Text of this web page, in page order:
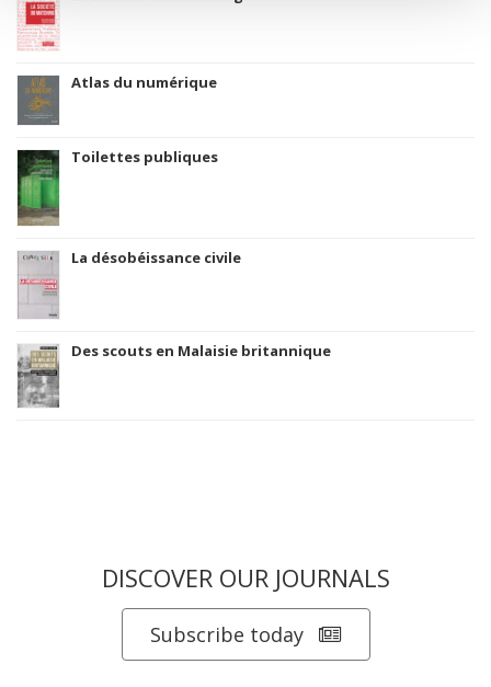
Atlas du numérique
Toilettes publiques
La désobéissance civile
Des scouts en Malaisie britannique
DISCOVER OUR JOURNALS
Subscribe today